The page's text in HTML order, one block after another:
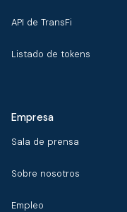
API de TransFi
Listado de tokens
Empresa
Sala de prensa
Sobre nosotros
Empleo